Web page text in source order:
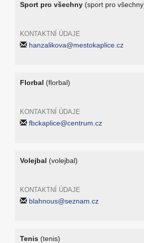
Sport pro všechny (sport pro
KONTAKTNÍ ÚDAJE
hanzalikova@mestokaplice.cz
Florbal (florbal)
KONTAKTNÍ ÚDAJE
fbckaplice@centrum.cz
Volejbal (volejbal)
KONTAKTNÍ ÚDAJE
blahnous@seznam.cz
Tenis (tenis)